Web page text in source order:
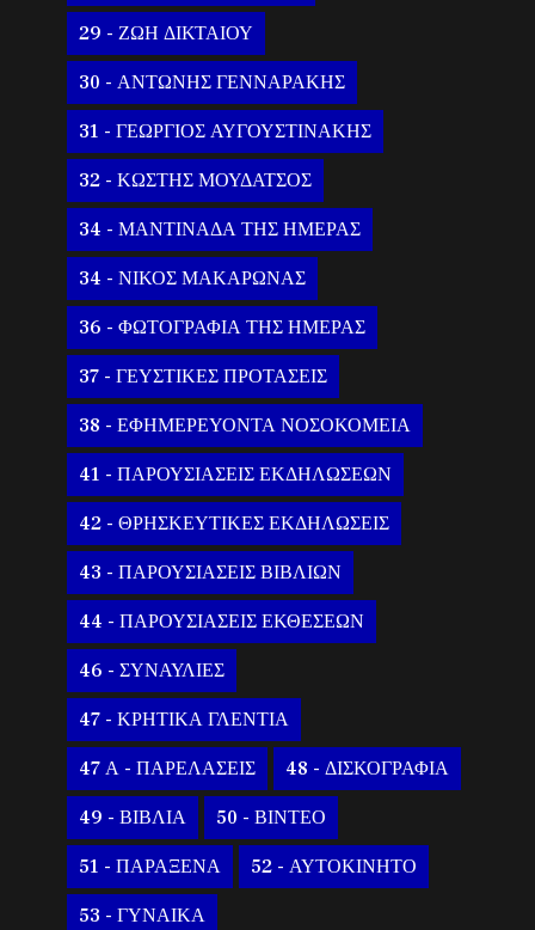
29 - ΖΩΗ ΔΙΚΤΑΙΟΥ
30 - ΑΝΤΩΝΗΣ ΓΕΝΝΑΡΑΚΗΣ
31 - ΓΕΩΡΓΙΟΣ ΑΥΓΟΥΣΤΙΝΑΚΗΣ
32 - ΚΩΣΤΗΣ ΜΟΥΔΑΤΣΟΣ
34 - ΜΑΝΤΙΝΑΔΑ ΤΗΣ ΗΜΕΡΑΣ
34 - ΝΙΚΟΣ ΜΑΚΑΡΩΝΑΣ
36 - ΦΩΤΟΓΡΑΦΙΑ ΤΗΣ ΗΜΕΡΑΣ
37 - ΓΕΥΣΤΙΚΕΣ ΠΡΟΤΑΣΕΙΣ
38 - ΕΦΗΜΕΡΕΥΟΝΤΑ ΝΟΣΟΚΟΜΕΙΑ
41 - ΠΑΡΟΥΣΙΑΣΕΙΣ ΕΚΔΗΛΩΣΕΩΝ
42 - ΘΡΗΣΚΕΥΤΙΚΕΣ ΕΚΔΗΛΩΣΕΙΣ
43 - ΠΑΡΟΥΣΙΑΣΕΙΣ ΒΙΒΛΙΩΝ
44 - ΠΑΡΟΥΣΙΑΣΕΙΣ ΕΚΘΕΣΕΩΝ
46 - ΣΥΝΑΥΛΙΕΣ
47 - ΚΡΗΤΙΚΑ ΓΛΕΝΤΙΑ
47 Α - ΠΑΡΕΛΑΣΕΙΣ 48 - ΔΙΣΚΟΓΡΑΦΙΑ
49 - ΒΙΒΛΙΑ 50 - ΒΙΝΤΕΟ
51 - ΠΑΡΑΞΕΝΑ 52 - ΑΥΤΟΚΙΝΗΤΟ
53 - ΓΥΝΑΙΚΑ